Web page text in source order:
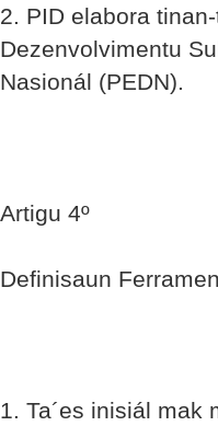
2. PID elabora
Dezenvolvimentu
Nasionál (PEDN).
Artigu 4º
Definisaun
1. Ta´es inisiál mak